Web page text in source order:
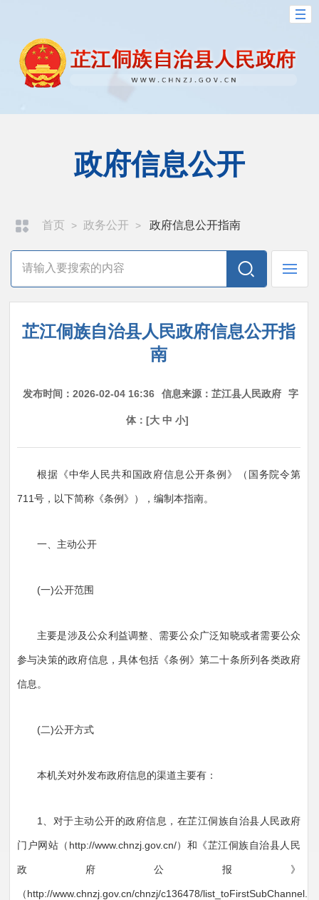
政府信息公开
首页 > 政务公开 > 政府信息公开指南
芷江侗族自治县人民政府信息公开指
南
发布时间：2026-02-04 16:36 信息来源：芷江县人民政府 字
体：[大 中 小]
根据《中华人民共和国政府信息公开条例》（国务院令第
711号，以下简称《条例》），编制本指南。
一、主动公开
(一)公开范围
主要是涉及公众利益调整、需要公众广泛知晓或者需要公众
参与决策的政府信息，具体包括《条例》第二十条所列各类政府
信息。
(二)公开方式
本机关对外发布政府信息的渠道主要有：
1、对于主动公开的政府信息，在芷江侗族自治县人民政府
门户网站（http://www.chnzj.gov.cn/）和《芷江侗族自治县人民
政府公报》
（http://www.chnzj.gov.cn/chnzj/c136478/